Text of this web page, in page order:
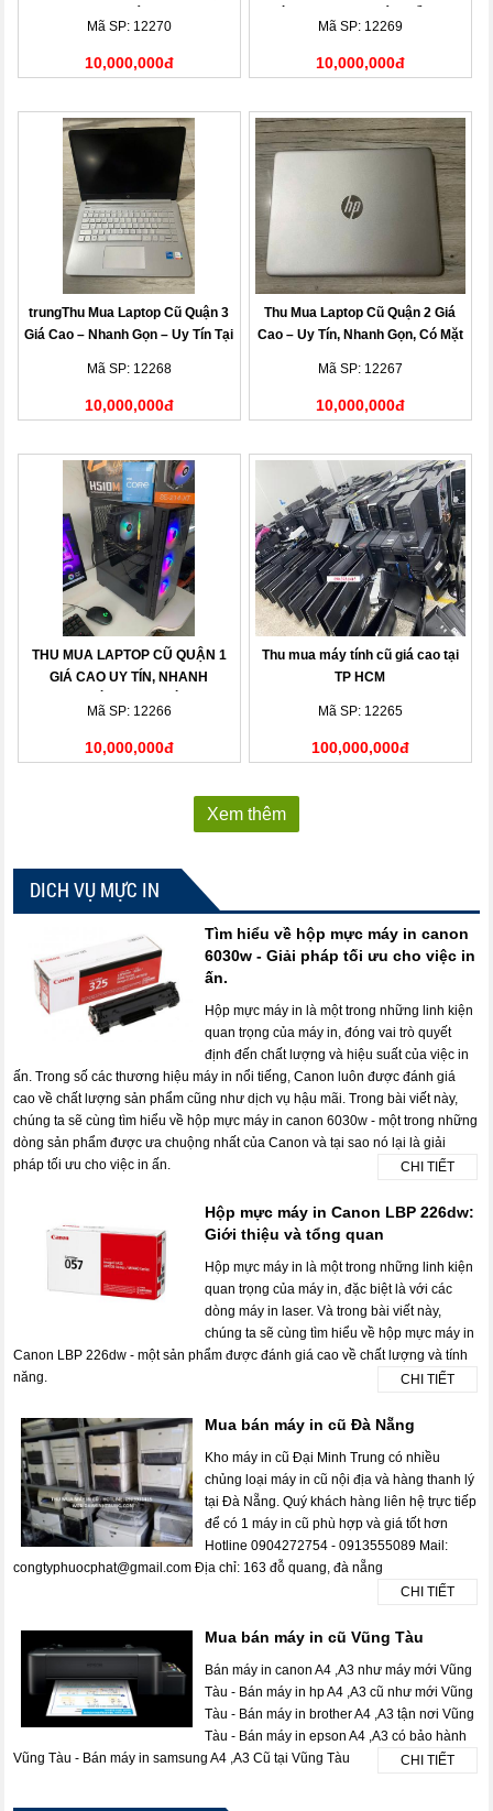
Mã SP: 12270
10,000,000đ
Mã SP: 12269
10,000,000đ
trungThu Mua Laptop Cũ Quận 3
Giá Cao – Nhanh Gọn – Uy Tín Tại
Mã SP: 12268
10,000,000đ
Thu Mua Laptop Cũ Quận 2 Giá
Cao – Uy Tín, Nhanh Gọn, Có Mặt
Mã SP: 12267
10,000,000đ
THU MUA LAPTOP CŨ QUẬN 1
GIÁ CAO UY TÍN, NHANH
Mã SP: 12266
10,000,000đ
Thu mua máy tính cũ giá cao tại
TP HCM
Mã SP: 12265
100,000,000đ
Xem thêm
DICH VỤ MỰC IN
Tìm hiểu về hộp mực máy in canon
6030w - Giải pháp tối ưu cho việc in
ấn.
Hộp mực máy in là một trong những linh kiện
quan trọng của máy in, đóng vai trò quyết
định đến chất lượng và hiệu suất của việc in
ấn. Trong số các thương hiệu máy in nổi tiếng, Canon luôn được đánh giá
cao về chất lượng sản phẩm cũng như dịch vụ hậu mãi. Trong bài viết này,
chúng ta sẽ cùng tìm hiểu về hộp mực máy in canon 6030w - một trong những
dòng sản phẩm được ưa chuộng nhất của Canon và tại sao nó lại là giải
pháp tối ưu cho việc in ấn.
CHI TIẾT
Hộp mực máy in Canon LBP 226dw:
Giới thiệu và tổng quan
Hộp mực máy in là một trong những linh kiện
quan trọng của máy in, đặc biệt là với các
dòng máy in laser. Và trong bài viết này,
chúng ta sẽ cùng tìm hiểu về hộp mực máy in
Canon LBP 226dw - một sản phẩm được đánh giá cao về chất lượng và tính
năng.
CHI TIẾT
Mua bán máy in cũ Đà Nẵng
Kho máy in cũ Đại Minh Trung có nhiều
chủng loại máy in cũ nội địa và hàng thanh lý
tại Đà Nẵng. Quý khách hàng liên hệ trực tiếp
để có 1 máy in cũ phù hợp và giá tốt hơn
Hotline 0904272754 - 0913555089 Mail:
congtyphuocphat@gmail.com Địa chỉ: 163 đỗ quang, đà nẵng
CHI TIẾT
Mua bán máy in cũ Vũng Tàu
Bán máy in canon A4 ,A3 như máy mới Vũng
Tàu - Bán máy in hp A4 ,A3 cũ như mới Vũng
Tàu - Bán máy in brother A4 ,A3 tận nơi Vũng
Tàu - Bán máy in epson A4 ,A3 có bảo hành
Vũng Tàu - Bán máy in samsung A4 ,A3 Cũ tại Vũng Tàu
CHI TIẾT